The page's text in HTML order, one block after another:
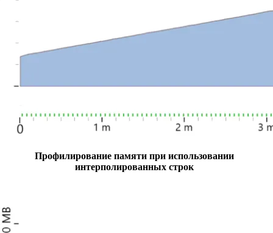
Профилирование памяти при использовании
интерполированных строк